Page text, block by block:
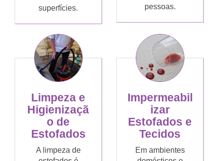
superfícies.
pessoas.
Limpeza e
Higienizaçã
o de
Estofados
A limpeza de
Impermeabil
izar
Estofados e
Tecidos
Em ambientes